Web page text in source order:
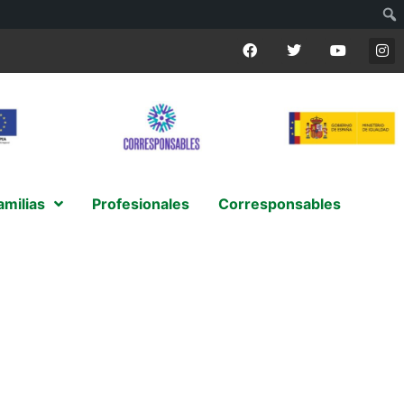
Profesionales Corresponsables